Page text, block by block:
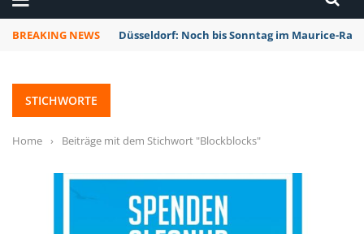
BREAKING NEWS Düsseldorf: Noch bis Sonntag im Maurice-
STICHWORTE
Home › Beiträge mit dem Stichwort "Blockblocks"